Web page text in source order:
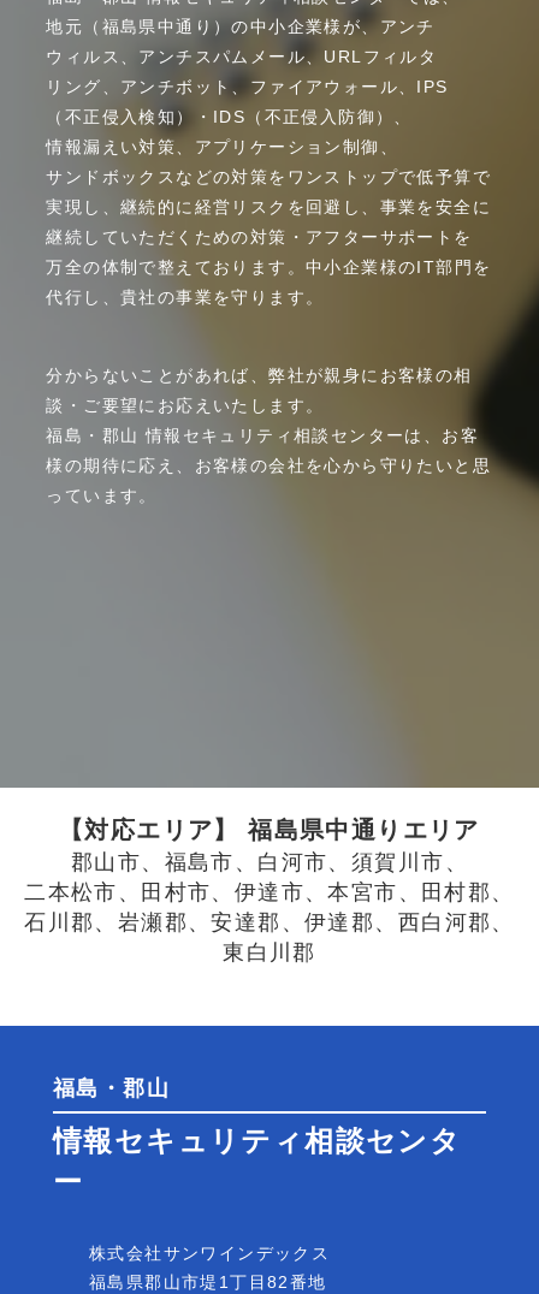
地元
（福島県中通り）の中小企業様が、 アンチ
ウィルス、 アンチ スパムメール、 URLフィルタ
リング、 アンチボット、 ファイアウォール、 IPS
（不正侵入検知）
・ IDS （不正侵入防御）、
情報漏えい対策、 アプリケーション制御、
サンドボックス などの対策を ワンストップで低予算で
実現し、 継続的に経営 リスクを 回避し、 事業を安全に
継続して いただく ための対策 ・ アフターサポートを
万全の体制で整えて おります。 中小企業様のIT部門を
代行し、 貴社の事業を守ります。
分からないことがあれば、弊社が親身にお客様の相
談・ご要望にお応えいたします。
福島・郡山 情報セキュリティ相談センターは、お客
様の期待に応え、お客様の会社を心から守りたいと思
っています。
【対応エリア】 福島県中通りエリア
郡山市、 福島市、 白河市、 須賀川市、
二本松市、 田村市、 伊達市、本宮市、 田村郡、
石川郡、 岩瀬郡、安達郡、伊達郡、 西白河郡、
東白川郡
福島・郡山
情報セキュリティ相談センタ
ー
株式会社サンワインデックス
福島県郡山市堤1丁目82番地